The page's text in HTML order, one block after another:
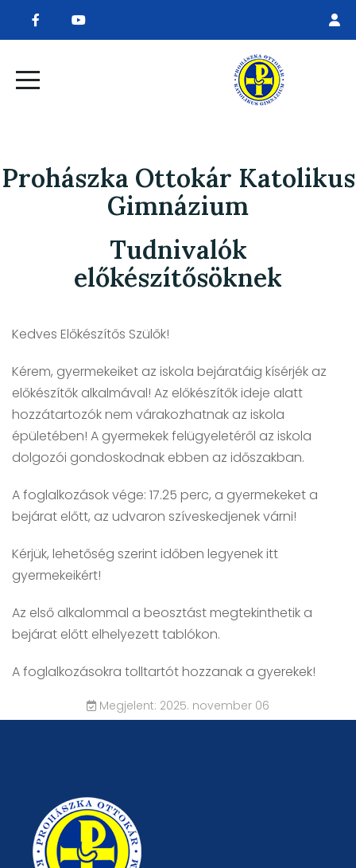
Prohászka Ottokár Katolikus
Gimnázium
Tudnivalók
előkészítősöknek
Kedves Előkészítős Szülők!
Kérem, gyermekeiket az iskola bejáratáig kísérjék az
előkészítők alkalmával! Az előkészítők ideje alatt
hozzátartozók nem várakozhatnak az iskola
épületében! A gyermekek felügyeletéről az iskola
dolgozói gondoskodnak ebben az időszakban.
A foglalkozások vége: 17.25 perc, a gyermekeket a
bejárat előtt, az udvaron szíveskedjenek várni!
Kérjük, lehetőség szerint időben legyenek itt
gyermekeikért!
Az első alkalommal a beosztást megtekinthetik a
bejárat előtt elhelyezett tablókon.
A foglalkozásokra tolltartót hozzanak a gyerekek!
Megjelent: 2025. november 06